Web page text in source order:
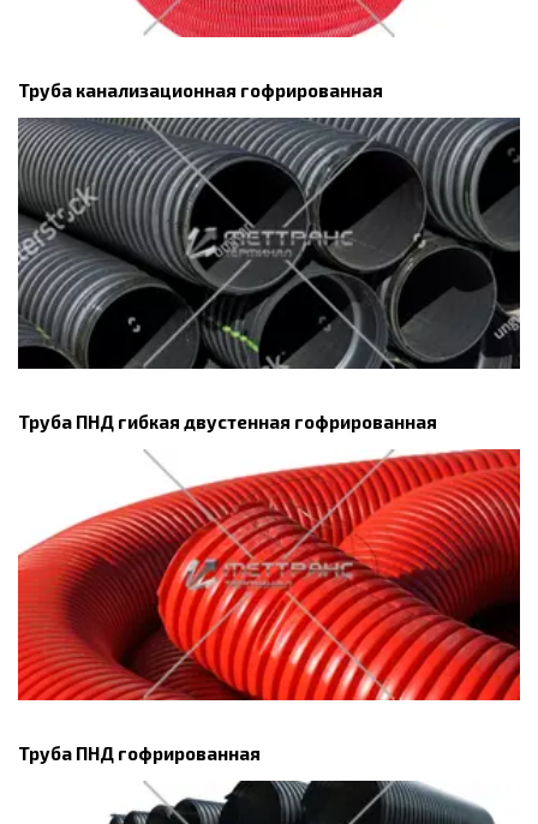
Труба канализационная гофрированная
Труба ПНД гибкая двустенная гофрированная
Труба ПНД гофрированная